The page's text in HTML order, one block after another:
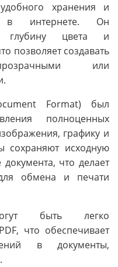
хранения и
в интернете. Он
глубину цвета и
позволяет создавать
или
Format) был
полноценных
графику и
сохраняют исходную
что делает
обмена и печати
быть легко
что обеспечивает
в документы,